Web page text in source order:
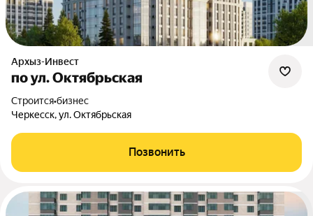
Архыз-Инвест
по ул. Октябрьская
Строится•бизнес
Черкесск, ул. Октябрьская
Позвонить